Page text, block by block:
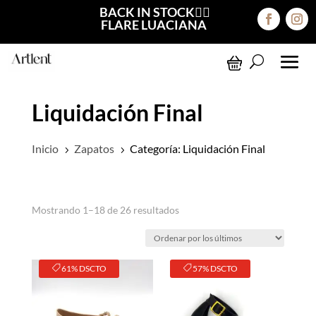
BACK IN STOCK❤️‍🔥
FLARE LUACIANA
Liquidación Final
Inicio 5 Zapatos 5 Categoría: Liquidación Final
Mostrando 1–18 de 26 resultadosOrdenado
últimos
61% DSCTO 57% DSCTO